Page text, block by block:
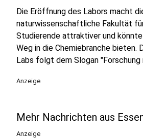
Die Eröffnung des Labors macht
naturwissenschaftliche Fakultät
Studierende attraktiver und
Weg in die Chemiebranche bieten.
Labs folgt dem Slogan "Forschung
Anzeige
Mehr Nachrichten aus
Anzeige